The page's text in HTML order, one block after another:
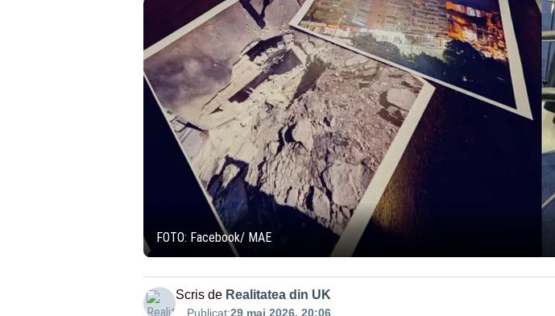
FOTO: Facebook/ MAE
Scris de Realitatea din UK
Publicat:29 mai 2026, 20:06